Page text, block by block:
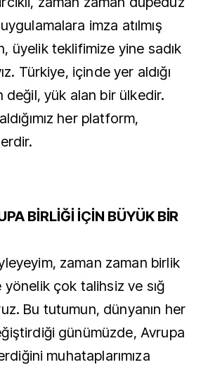
imza atılmış
üyelik teklifimize yine sadık
Türkiye, içinde yer aldığı
değil, yük alan bir ülkedir.
her platform,
BİRLİĞİ İÇİN BÜYÜK BİR
zaman zaman birlik
çok talihsiz ve sığ
Bu tutumun, dünyanın her
günümüzde, Avrupa
muhataplarımıza